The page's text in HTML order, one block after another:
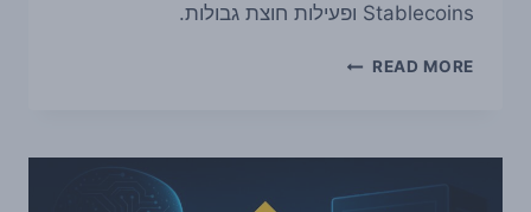
Stablecoins ופעילות חוצת גבולות.
READ MORE
ELLIPTIC
דולר,